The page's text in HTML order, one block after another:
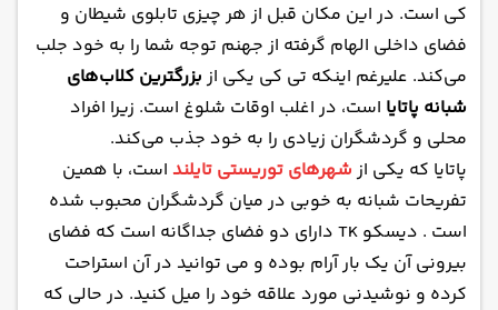
کی است. در این مکان قبل از هر چیزی تابلوی شیطان و
فضای داخلی الهام گرفته از جهنم توجه شما را به خود جلب
می‌کند. علیرغم اینکه تی کی یکی ازبزرگترین کلاب‌های
شبانه پاتایا است، در اغلب اوقات شلوغ است. زیرا افراد
محلی و گردشگران زیادی را به خود جذب می‌کند.
پاتایا که یکی ازشهرهای توریستی تایلند است، با همین
تفریحات شبانه به خوبی در میان گردشگران محبوب شده
است . دیسکو TK دارای دو فضای جداگانه است که فضای
بیرونی آن یک بار آرام بوده و می توانید در آن استراحت
کرده و نوشیدنی مورد علاقه خود را میل کنید. در حالی که